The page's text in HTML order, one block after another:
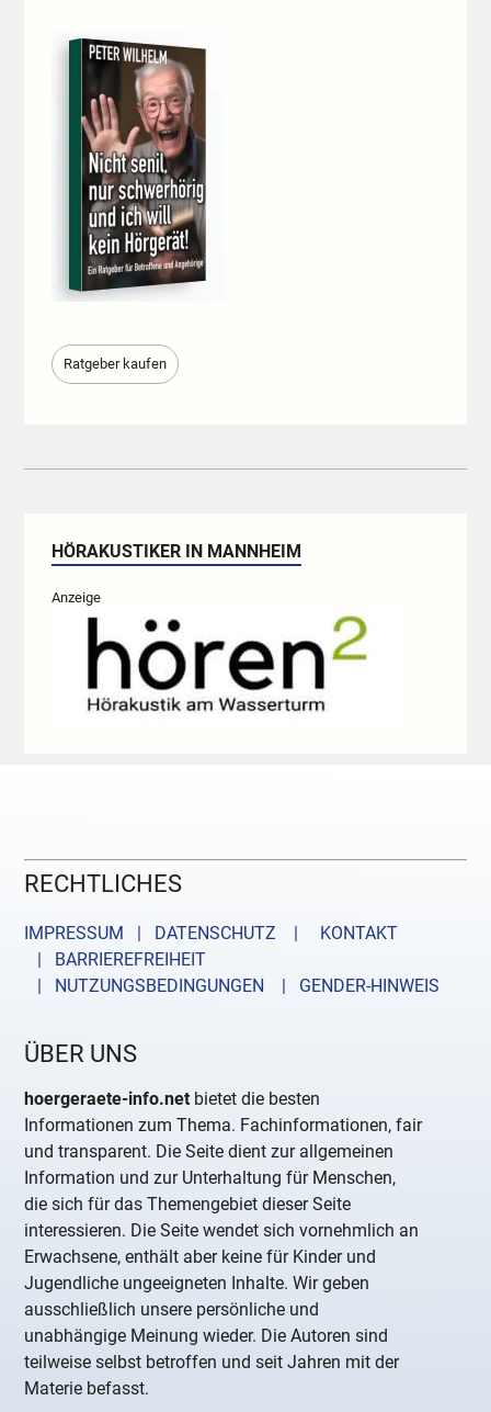
Ratgeber kaufen
HÖRAKUSTIKER IN MANNHEIM
Anzeige
RECHTLICHES
IMPRESSUM | DATENSCHUTZ |
KONTAKT
| BARRIEREFREIHEIT
| NUTZUNGSBEDINGUNGEN
| GENDER-HINWEIS
ÜBER UNS
hoergeraete-info.net bietet die besten
Informationen zum Thema. Fachinformationen, fair
und transparent. Die Seite dient zur allgemeinen
Information und zur Unterhaltung für Menschen,
die sich für das Themengebiet dieser Seite
interessieren. Die Seite wendet sich vornehmlich an
Erwachsene, enthält aber keine für Kinder und
Jugendliche ungeeigneten Inhalte. Wir geben
ausschließlich unsere persönliche und
unabhängige Meinung wieder. Die Autoren sind
teilweise selbst betroffen und seit Jahren mit der
Materie befasst.